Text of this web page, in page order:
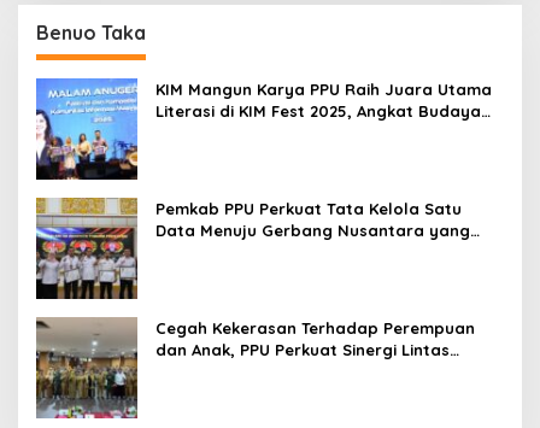
Benuo Taka
KIM Mangun Karya PPU Raih Juara Utama
Literasi di KIM Fest 2025, Angkat Budaya
Pemkab PPU Perkuat Tata Kelola Satu
Data Menuju Gerbang Nusantara yang
Cegah Kekerasan Terhadap Perempuan
dan Anak, PPU Perkuat Sinergi Lintas